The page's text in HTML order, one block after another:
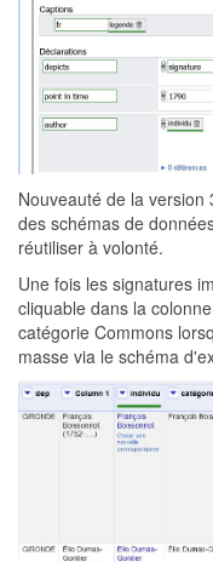
Nouveauté de la
des schémas de
réutiliser à volonté.
Une fois les signatures
cliquable dans la
catégorie Commons
masse via le schéma